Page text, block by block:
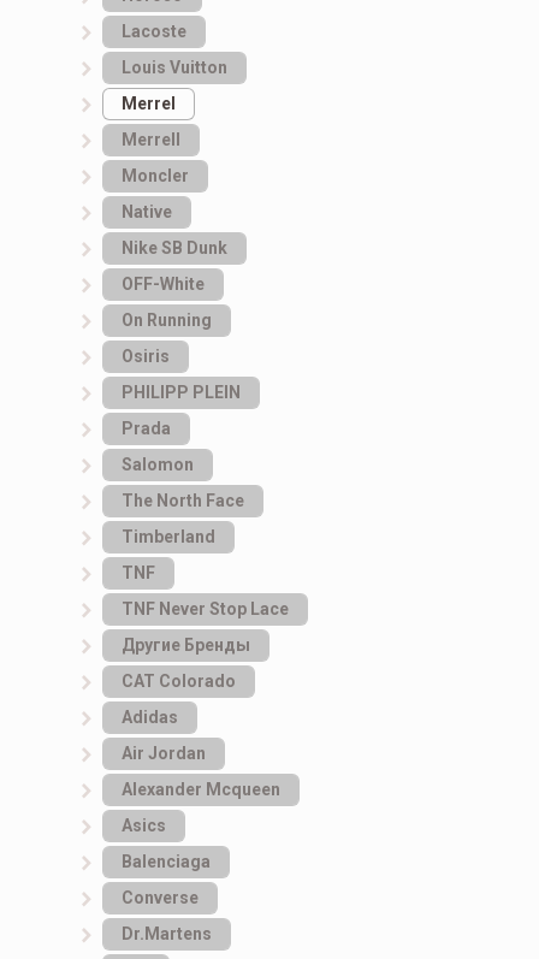
Lacoste
Louis Vuitton
Merrel
Merrell
Moncler
Native
Nike SB Dunk
OFF-White
On Running
Osiris
PHILIPP PLEIN
Prada
Salomon
The North Face
Timberland
TNF
TNF Never Stop Lace
Другие Бренды
САТ Colorado
Adidas
Air Jordan
Alexander Mcqueen
Asics
Balenciaga
Converse
Dr.Martens